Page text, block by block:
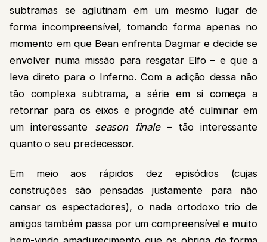
subtramas se aglutinam em um mesmo lugar de
forma incompreensível, tomando forma apenas no
momento em que Bean enfrenta Dagmar e decide se
envolver numa missão para resgatar Elfo – e que a
leva direto para o Inferno. Com a adição dessa não
tão complexa subtrama, a série em si começa a
retornar para os eixos e progride até culminar em
um interessante season finale– tão interessante
quanto o seu predecessor.
Em meio aos rápidos dez episódios (cujas
construções são pensadas justamente para não
cansar os espectadores), o nada ortodoxo trio de
amigos também passa por um compreensível e muito